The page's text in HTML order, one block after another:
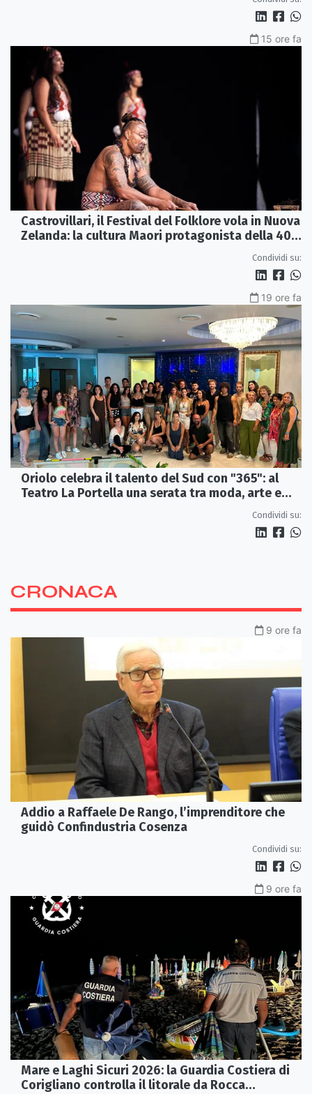
15 ore fa
Castrovillari, il Festival del Folklore vola in Nuova
Zelanda: la cultura Maori protagonista della 40ª
Condividi su:
19 ore fa
Oriolo celebra il talento del Sud con "365": al
Teatro La Portella una serata tra moda, arte e
Condividi su:
CRONACA
9 ore fa
Addio a Raffaele De Rango, l’imprenditore che
guidò Confindustria Cosenza
Condividi su:
9 ore fa
Mare e Laghi Sicuri 2026: la Guardia Costiera di
Corigliano controlla il litorale da Rocca